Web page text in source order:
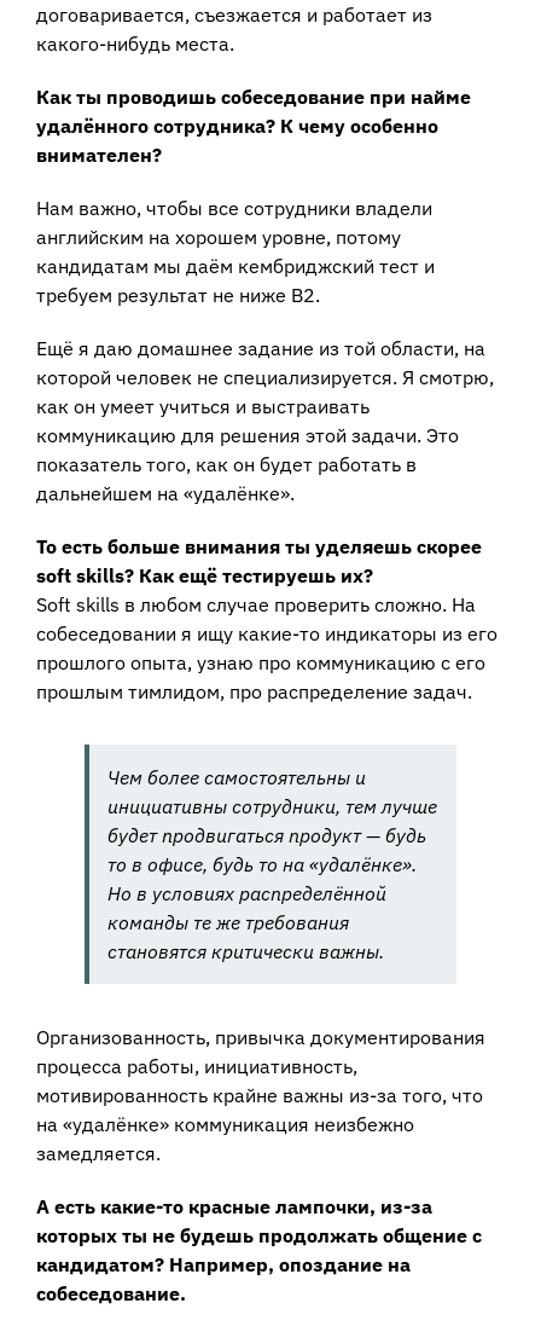
договаривается, съезжается и работает из
какого-нибудь места.
Как ты проводишь собеседование при найме
удалённого сотрудника? К чему особенно
внимателен?
Нам важно, чтобы все сотрудники владели
английским на хорошем уровне, потому
кандидатам мы даём кембриджский тест и
требуем результат не ниже В2.
Ещё я даю домашнее задание из той области, на
которой человек не специализируется. Я смотрю,
как он умеет учиться и выстраивать
коммуникацию для решения этой задачи. Это
показатель того, как он будет работать в
дальнейшем на «удалёнке».
То есть больше внимания ты уделяешь скорее
soft skills? Как ещё тестируешь их?
Soft skills в любом случае проверить сложно. На
собеседовании я ищу какие-то индикаторы из его
прошлого опыта, узнаю про коммуникацию с его
прошлым тимлидом, про распределение задач.
Чем более самостоятельны и
инициативны сотрудники, тем лучше
будет продвигаться продукт — будь
то в офисе, будь то на «удалёнке».
Но в условиях распределённой
команды те же требования
становятся критически важны.
Организованность, привычка документирования
процесса работы, инициативность,
мотивированность крайне важны из-за того, что
на «удалёнке» коммуникация неизбежно
замедляется.
А есть какие-то красные лампочки, из-за
которых ты не будешь продолжать общение с
кандидатом? Например, опоздание на
собеседование.